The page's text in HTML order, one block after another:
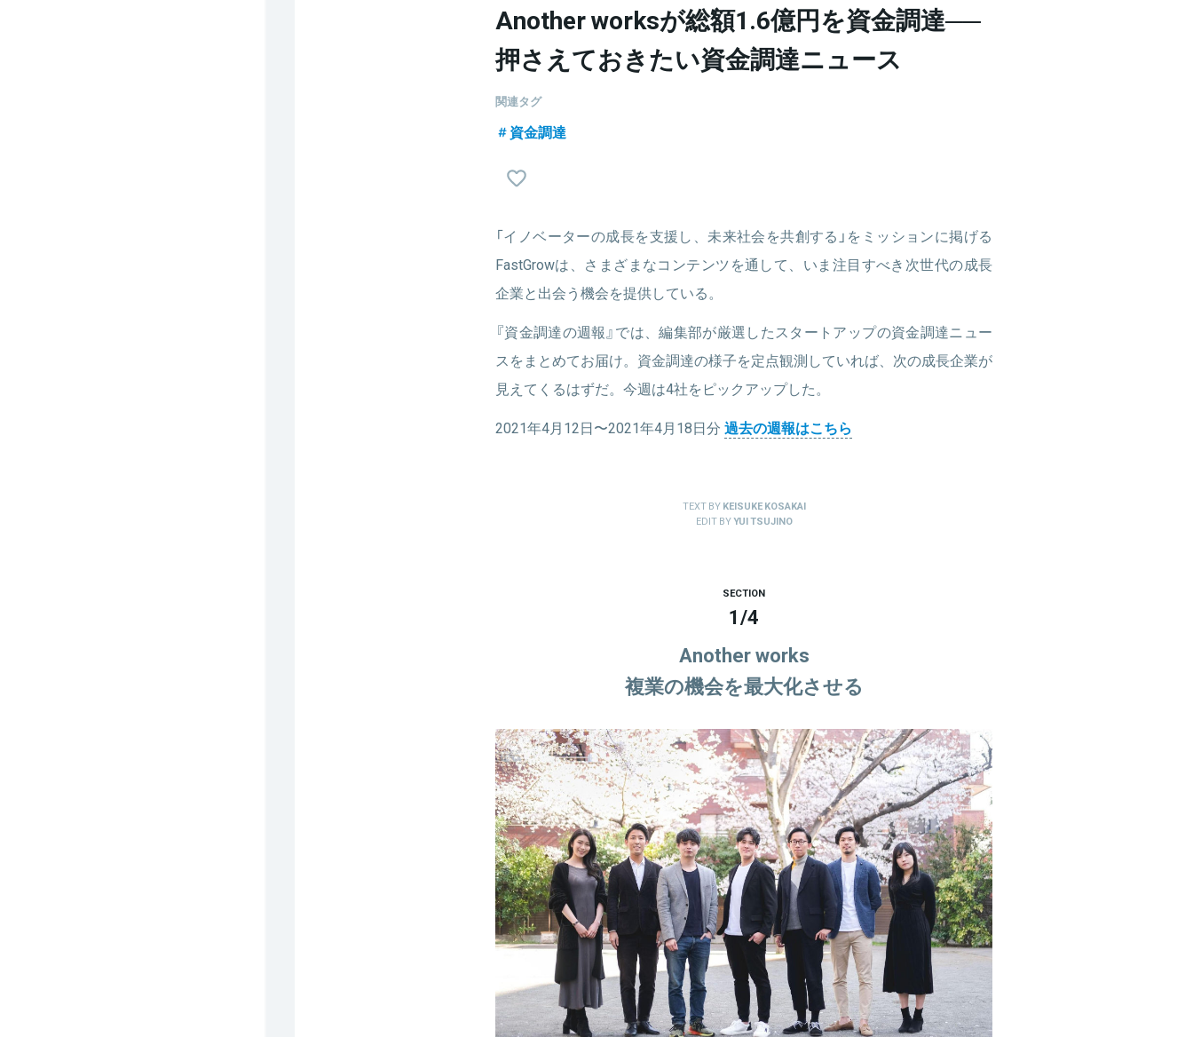
Another worksが総額1.6億円を資金調達──
押さえておきたい資金調達ニュース
関連タグ
資金調達
「イノベーターの成長を支援し、未来社会を共創する」をミッションに掲げる
FastGrowは、さまざまなコンテンツを通して、いま注目すべき次世代の成長
企業と出会う機会を提供している。
『資金調達の週報』では、編集部が厳選したスタートアップの資金調達ニュー
スをまとめてお届け。資金調達の様子を定点観測していれば、次の成長企業が
見えてくるはずだ。今週は4社をピックアップした。
2021年4月12日〜2021年4月18日分 過去の週報はこちら
TEXT BYKEISUKE KOSAKAI
EDIT BYYUI TSUJINO
SECTION
1/4
Another works
複業の機会を最大化させる